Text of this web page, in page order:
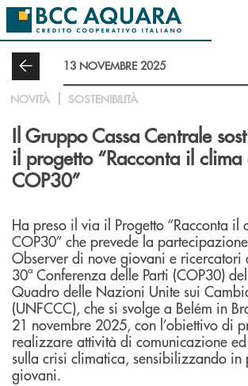
Salta al contenuto principale
13 NOVEMBRE 2025
NOVITÀ SOSTENIBILITÀ
Il Gruppo Cassa Centrale
il progetto “Racconta il clima
COP30”
Ha preso il via il Progetto “Racconta il
COP30” che prevede la
Observer di nove giovani e ricercatori
30ª Conferenza delle Parti (COP30)
Quadro delle Nazioni Unite sui
(UNFCCC), che si svolge a Belém in
21 novembre 2025, con l’obiettivo di
realizzare attività di comunicazione
sulla crisi climatica, sensibilizzando in
giovani.